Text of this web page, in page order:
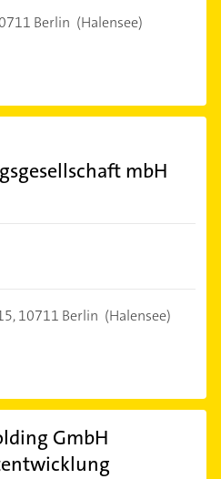
Berlin (Halensee)
mbH
10711 Berlin (Halensee)
GmbH